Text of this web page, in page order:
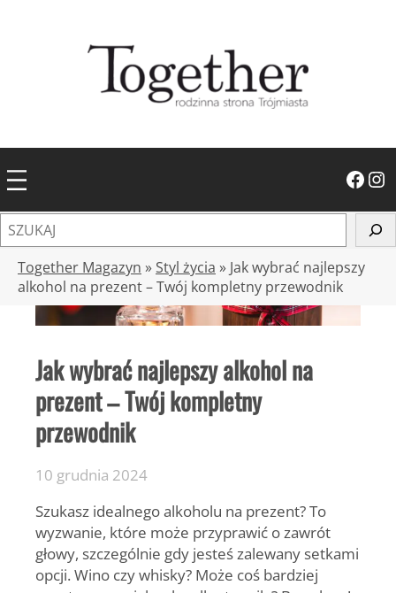
Facebook Instagram
z
Together Magazyn » Styl życia » Jak wybrać najlepszy
alkohol na prezent – Twój kompletny przewodnik
Jak wybrać najlepszy alkohol na
prezent – Twój kompletny
przewodnik
10 grudnia 2024
Szukasz idealnego alkoholu na prezent? To
wyzwanie, które może przyprawić o zawrót
głowy, szczególnie gdy jesteś zalewany setkami
opcji. Wino czy whisky? Może coś bardziej